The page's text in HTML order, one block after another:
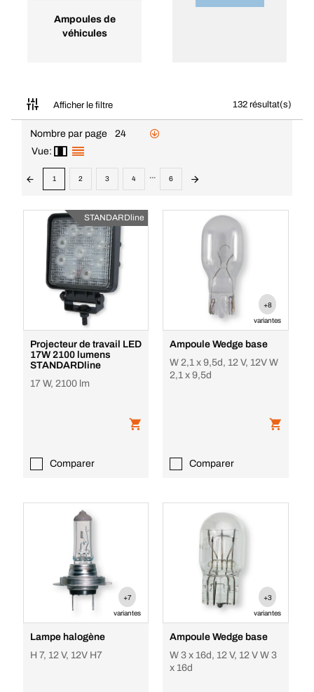
Ampoules de
véhicules
Afficher le filtre 132 résultat(s)
Nombre par page
24
Vue:
1 2 3 4 ... 6
STANDARDline
Projecteur de travail LED
17W 2100 lumens
STANDARDline
17 W, 2100 lm
Comparer
+8
variantes
Ampoule Wedge base
W 2,1 x 9,5d, 12 V, 12V W
2,1 x 9,5d
Comparer
+7
variantes
Lampe halogène
H 7, 12 V, 12V H7
+3
variantes
Ampoule Wedge base
W 3 x 16d, 12 V, 12 V W 3
x 16d